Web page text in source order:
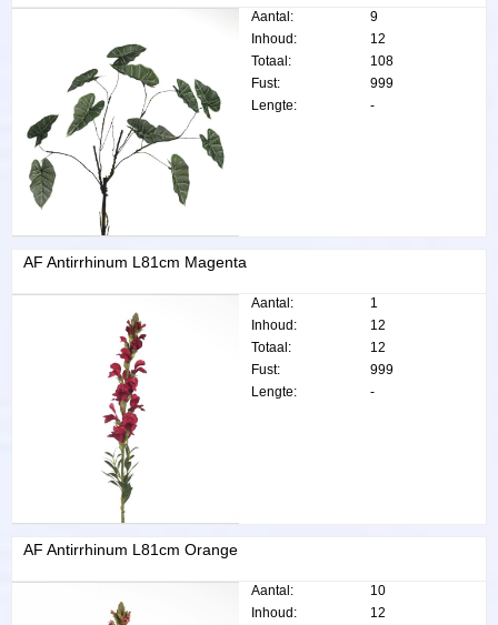
Aantal:
9
Inhoud:
12
Totaal:
108
Fust:
999
Lengte:
-
AF Antirrhinum L81cm Magenta
Aantal:
1
Inhoud:
12
Totaal:
12
Fust:
999
Lengte:
-
AF Antirrhinum L81cm Orange
Aantal:
10
Inhoud:
12